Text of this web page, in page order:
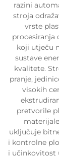
razini
stroja
vrste
procesiranja
koji utječu
sustave
kvalitete.
pranje,
visokih
pretvorile
uključuje
i kontrolne
i učinkovitost